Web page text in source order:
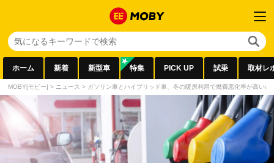
ホーム 新着 新型車 特集 PICK UP 試乗 取材レ
MOBY[モビー] > ニュース > ガソリン車とハイブリッド車、冬の暖房利用で燃費悪化率が高いの